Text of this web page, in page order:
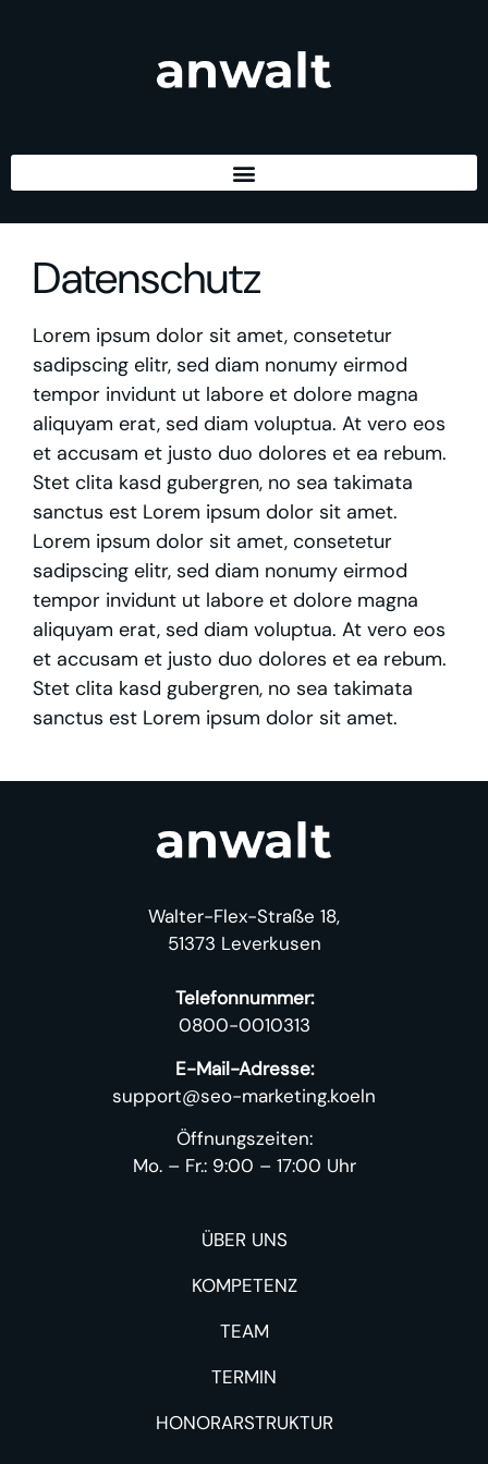
Datenschutz
Lorem ipsum dolor sit amet, consetetur
sadipscing elitr, sed diam nonumy eirmod
tempor invidunt ut labore et dolore magna
aliquyam erat, sed diam voluptua. At vero eos
et accusam et justo duo dolores et ea rebum.
Stet clita kasd gubergren, no sea takimata
sanctus est Lorem ipsum dolor sit amet.
Lorem ipsum dolor sit amet, consetetur
sadipscing elitr, sed diam nonumy eirmod
tempor invidunt ut labore et dolore magna
aliquyam erat, sed diam voluptua. At vero eos
et accusam et justo duo dolores et ea rebum.
Stet clita kasd gubergren, no sea takimata
sanctus est Lorem ipsum dolor sit amet.
Walter-Flex-Straße 18,
51373 Leverkusen
Telefonnummer:
0800-0010313
E-Mail-Adresse:
support@seo-marketing.koeln
Öffnungszeiten:
Mo. – Fr.: 9:00 – 17:00 Uhr
ÜBER UNS
KOMPETENZ
TEAM
TERMIN
HONORARSTRUKTUR